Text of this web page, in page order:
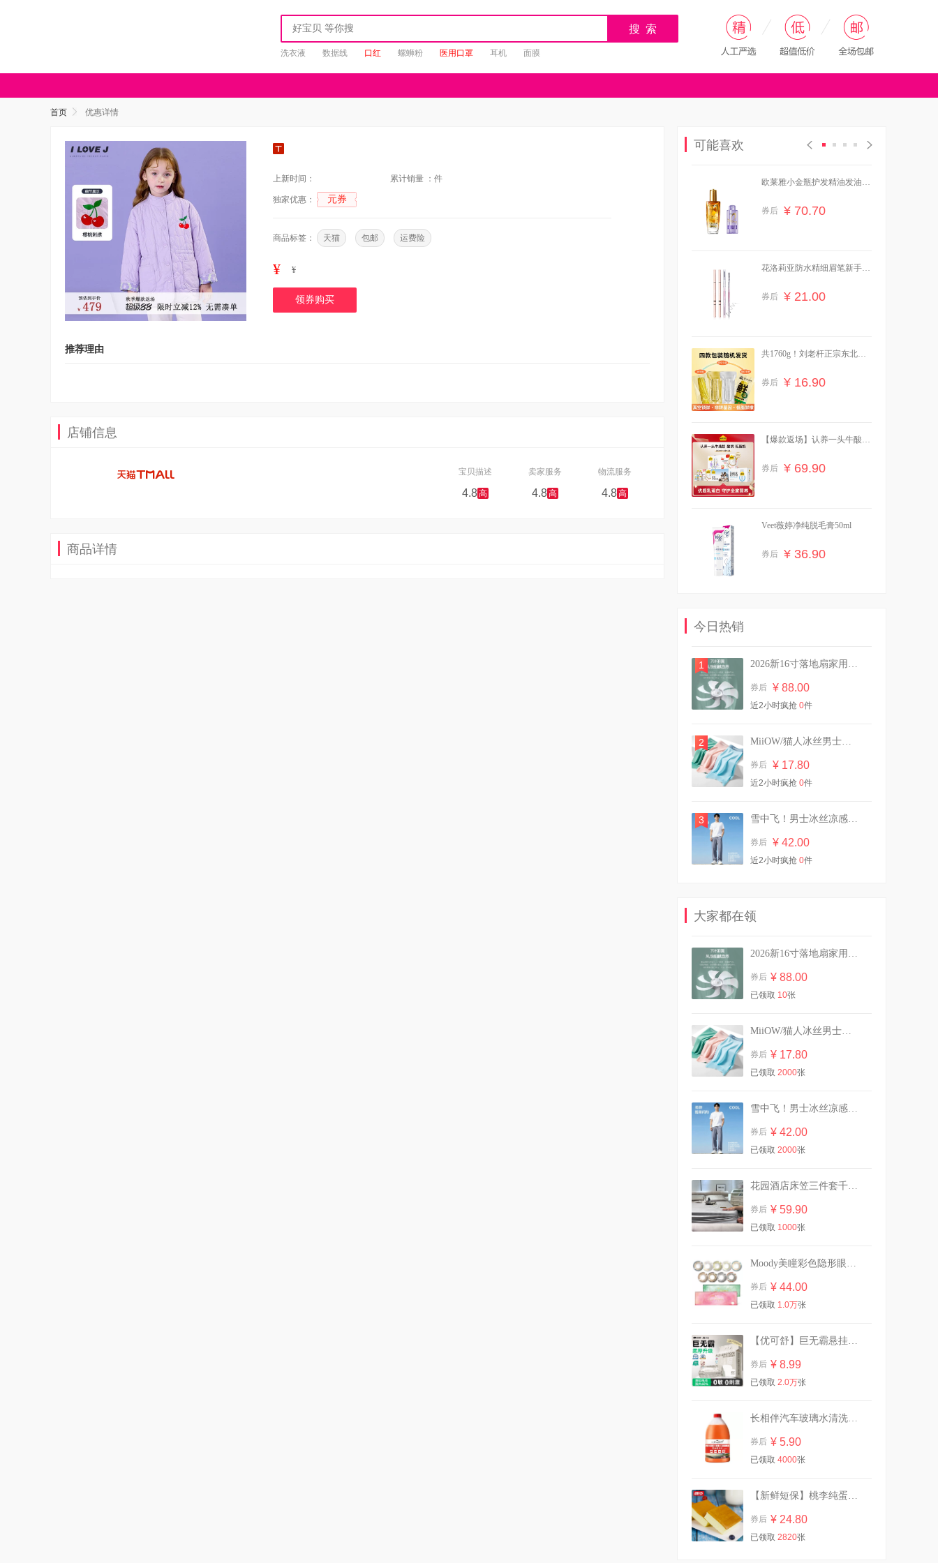
搜 索
洗衣液 数据线 口红 螺蛳粉 医用口罩 耳机 面膜
首页 优惠详情
上新时间： 累计销量 ： 件
独家优惠： 元券
商品标签： 天猫 包邮 运费险
¥ ¥
领券购买
推荐理由
店铺信息
宝贝描述
4.8高
卖家服务
4.8高
物流服务
4.8高
商品详情
可能喜欢
欧莱雅小金瓶护发精油发油女
券后 ¥ 70.70
花洛莉亚防水精细眉笔新手学
券后 ¥ 21.00
共1760g！刘老杆正宗东北黄
券后 ¥ 16.90
【爆款返场】认养一头牛酸
券后 ¥ 69.90
Veet薇婷净纯脱毛膏50ml
券后 ¥ 36.90
赠卸妆巾+牛奶
拍2！英氏维C加铁米粉原味
券后
¥ 100.40
【买一送一】可心柔婴儿柔纸
券后
¥ 91.70
容笔膏阴影面部提亮
券后 ¥ 42.00
英氏有机核桃油亚麻籽油婴幼
儿辅食油*2瓶
券后 ¥ 87.00
【含赠共10包】自由点卫生巾
组合
女生专用
大破价！冈本金装14片！
券后 ¥ 24.90
券后 ¥ 6.90
今日热销
1 2026新16寸落地扇家用静音大风力电风扇遥控
券后 ¥ 88.00
近2小时疯抢 0件
2 MiiOW/猫人冰丝男士内裤三条装
券后 ¥ 17.80
近2小时疯抢 0件
3 雪中飞！男士冰丝凉感防晒休闲裤
券后 ¥ 42.00
近2小时疯抢 0件
大家都在领
2026新16寸落地扇家用静音大风力电风扇遥控
券后 ¥ 88.00
已领取 10张
MiiOW/猫人冰丝男士内裤三条装
券后 ¥ 17.80
已领取 2000张
雪中飞！男士冰丝凉感防晒休闲裤
券后 ¥ 42.00
已领取 2000张
花园酒店床笠三件套千鸟格冰丝凉席可机洗
券后 ¥ 59.90
已领取 1000张
Moody美瞳彩色隐形眼镜日抛10片
券后 ¥ 44.00
已领取 1.0万张
【优可舒】巨无霸悬挂式60抽1提赠挂钩
券后 ¥ 8.99
已领取 2.0万张
长相伴汽车玻璃水清洗剂2L
券后 ¥ 5.90
已领取 4000张
【新鲜短保】桃李纯蛋糕720g营养早餐
券后 ¥ 24.80
已领取 2820张